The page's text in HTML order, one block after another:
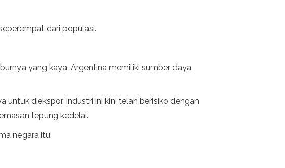
dari populasi.
yang kaya, Argentina memiliki sumber daya
diekspor, industri ini kini telah berisiko dengan
tepung kedelai.
negara itu.